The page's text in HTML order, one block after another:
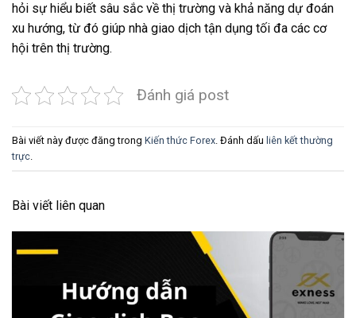
hỏi sự hiểu biết sâu sắc về thị trường và khả năng dự đoán
xu hướng, từ đó giúp nhà giao dịch tận dụng tối đa các cơ
hội trên thị trường.
Đánh giá post
Bài viết này được đăng trong Kiến thức Forex . Đánh dấu liên kết thường
trực
Bài viết liên quan